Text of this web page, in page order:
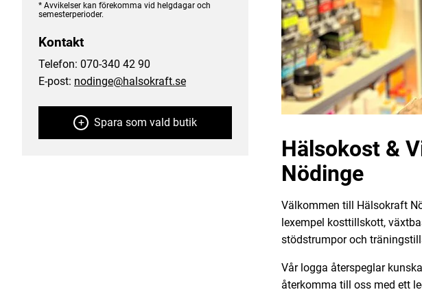
* Avvikelser kan förekomma vid helgdagar och
semesterperioder.
Kontakt
Telefon: 070-340 42 90
E-post: nodinge@halsokraft.se
Spara som vald butik
Hälsokost &
Nödinge
Välkommen till Hälsokraft
lexempel kosttillskott,
stödstrumpor och
Vår logga återspeglar
återkomma till oss med ett